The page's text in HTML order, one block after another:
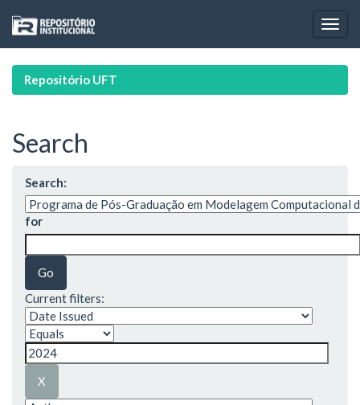
navigation
Repositório UFT
Search
Search:
for
Current filters: